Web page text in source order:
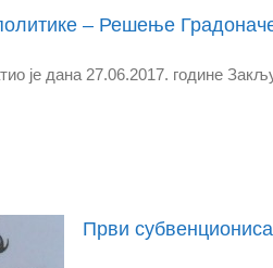
– Решење
је дана 27.06.2017. године
Први